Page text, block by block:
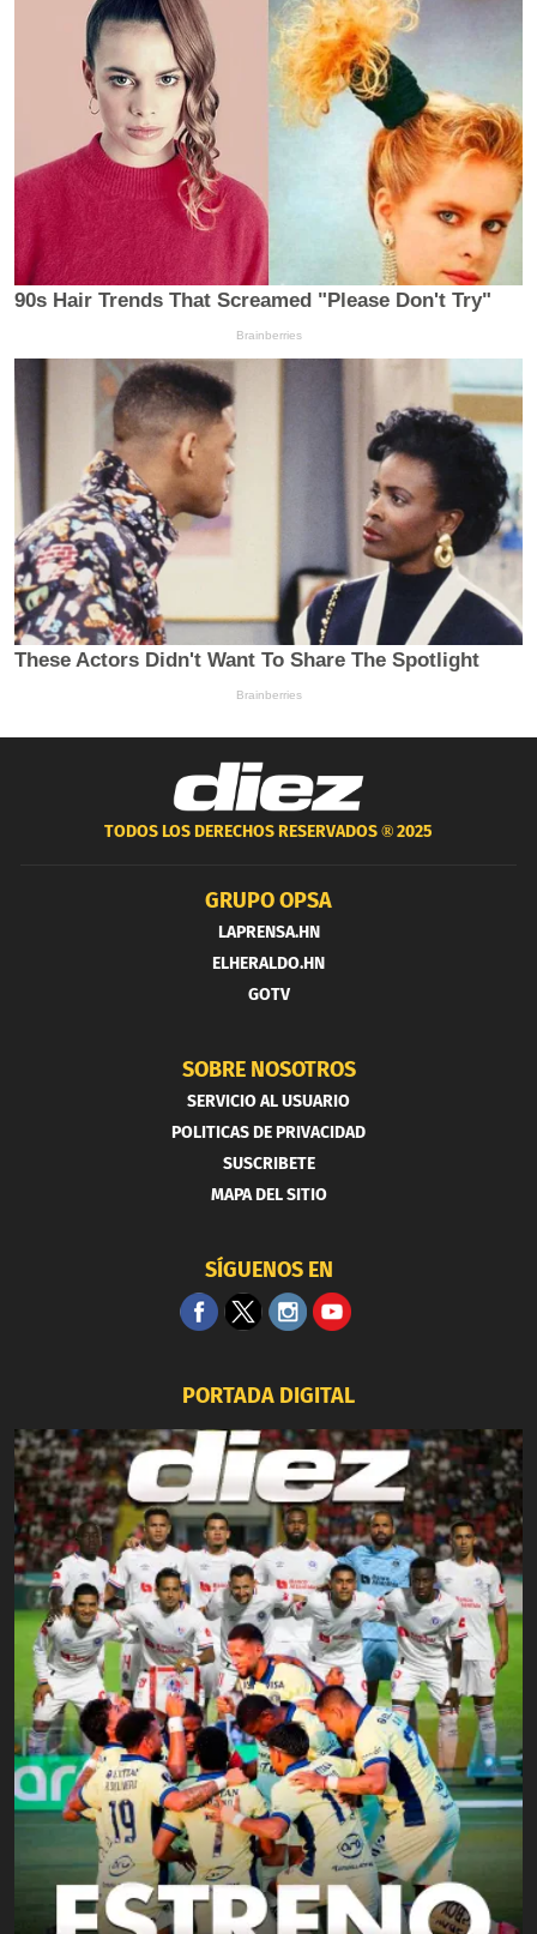
TODOS LOS DERECHOS RESERVADOS ®2025
GRUPO OPSA
LAPRENSA.HN
ELHERALDO.HN
GOTV
SOBRE NOSOTROS
SERVICIO AL USUARIO
POLITICAS DE PRIVACIDAD
SUSCRIBETE
MAPA DEL SITIO
SÍGUENOS EN
PORTADA DIGITAL